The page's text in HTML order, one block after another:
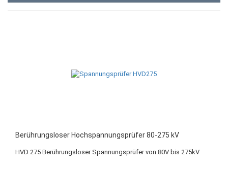
Berührungsloser Hochspannungsprüfer 80-275 kV
HVD 275 Berührungsloser Spannungsprüfer von 80V bis 275kV